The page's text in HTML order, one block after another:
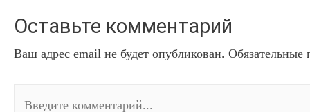
Оставьте комментарий
Ваш адрес email не будет опубликован.